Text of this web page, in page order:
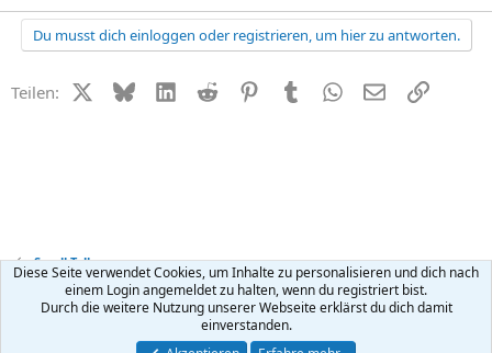
Du musst dich einloggen oder registrieren, um hier zu antworten.
Teilen: X (Twitter)
BlueskyLinkedIn
Reddit PinterestTumblr WhatsApp
E-MailLink
Small Talk
Kontakt Nutzungsbedingungen Datenschutz Hilfe
R
Community platform by XenForo ® © 2010-2026 XenForo Ltd.
Diese Seite verwendet Cookies, um Inhalte zu personalisieren und dich nach
einem Login angemeldet zu halten, wenn du registriert bist.
Durch die weitere Nutzung unserer Webseite erklärst du dich damit
einverstanden.